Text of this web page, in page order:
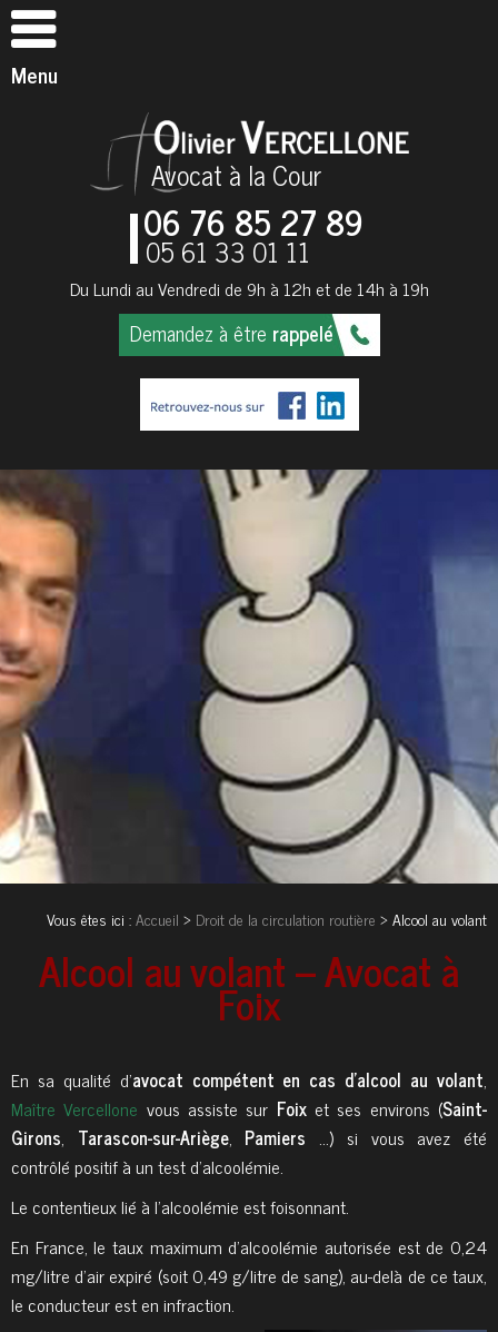
Menu
Avocat à la Cour
06 76 85 27 89
05 61 33 01 11
Du Lundi au Vendredi de 9h à 12h et de 14h à 19h
Demandez à être rappelé
Vous êtes ici :Accueil > Droit de la circulation routière > Alcool au volant
Alcool au volant – Avocat à
Foix
En sa qualité d'avocat compétent en cas d'alcool au volant,
Maître Vercellone vous assiste sur Foixet ses environs (Saint-
Girons, Tarascon-sur-Ariège, Pamiers ...) si vous avez été
contrôlé positif à un test d'alcoolémie.
Le contentieux lié à l’alcoolémie est foisonnant.
En France, le taux maximum d’alcoolémie autorisée est de 0,24
mg/litre d’air expiré (soit 0,49 g/litre de sang), au-delà de ce taux,
le conducteur est en infraction.